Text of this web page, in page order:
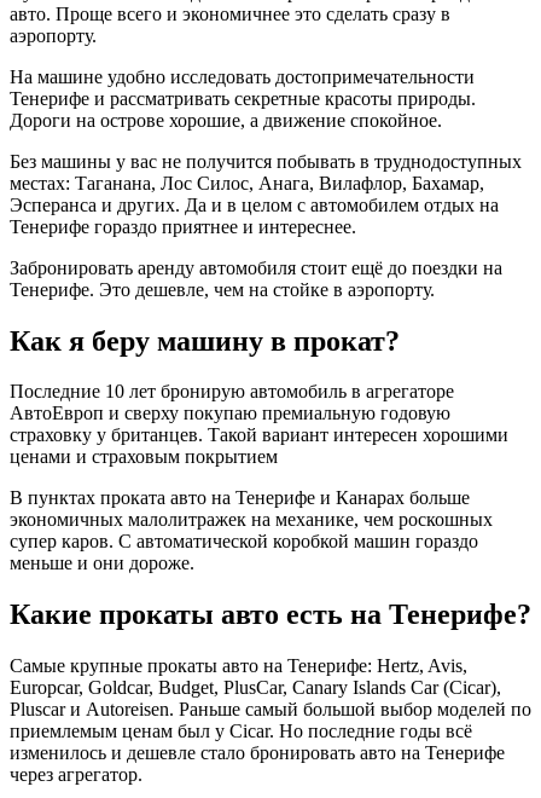
авто. Проще всего и экономичнее это сделать сразу в
аэропорту.
На машине удобно исследовать достопримечательности
Тенерифе и рассматривать секретные красоты природы.
Дороги на острове хорошие, а движение спокойное.
Без машины у вас не получится побывать в труднодоступных
местах: Таганана, Лос Силос, Анага, Вилафлор, Бахамар,
Эсперанса и других. Да и в целом с автомобилем отдых на
Тенерифе гораздо приятнее и интереснее.
Забронировать аренду автомобиля стоит ещё до поездки на
Тенерифе. Это дешевле, чем на стойке в аэропорту.
Как я беру машину в прокат?
Последние 10 лет бронирую автомобиль в агрегаторе
АвтоЕвроп и сверху покупаю премиальную годовую
страховку у британцев. Такой вариант интересен хорошими
ценами и страховым покрытием
В пунктах проката авто на Тенерифе и Канарах больше
экономичных малолитражек на механике, чем роскошных
супер каров. С автоматической коробкой машин гораздо
меньше и они дороже.
Какие прокаты авто есть на Тенерифе?
Самые крупные прокаты авто на Тенерифе: Hertz, Avis,
Europcar, Goldcar, Budget, PlusCar, Canary Islands Car (Cicar),
Pluscar и Autoreisen. Раньше самый большой выбор моделей по
приемлемым ценам был у Cicar. Но последние годы всё
изменилось и дешевле стало бронировать авто на Тенерифе
через агрегатор.